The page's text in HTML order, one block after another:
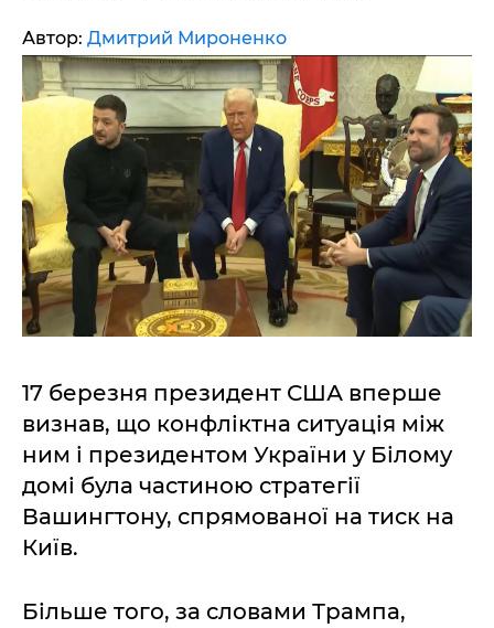
Автор: Дмитрий Мироненко
17 березня президент США вперше
визнав, що конфліктна ситуація між
ним і президентом України у Білому
домі була частиною стратегії
Вашингтону, спрямованої на тиск на
Київ.
Більше того, за словами Трампа,